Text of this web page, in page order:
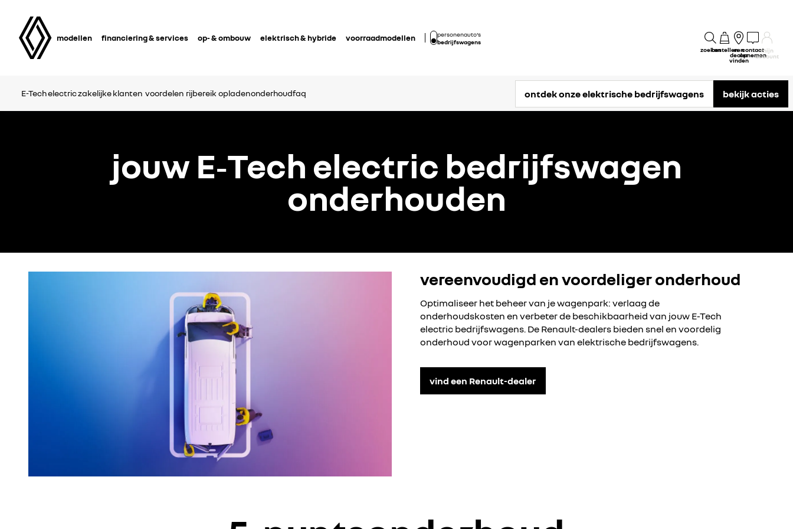
modellen financiering & services op- & ombouw elektrisch & hybride voorraadmodellen
personenauto's
bedrijfswagens
zoekenbestelleneen
dealer
vinden
contact
opnemen
mijn
account
E-Tech electric zakelijke klanten voordelen rijbereik opladenonderhoudfaq ontdek onze elektrische bedrijfswagens bekijk acties
jouw E‑Tech electric bedrijfswagen
onderhouden
vereenvoudigd en voordeliger onderhoud
Optimaliseer het beheer van je wagenpark: verlaag de
onderhoudskosten en verbeter de beschikbaarheid van jouw E-Tech
electric bedrijfswagens. De Renault-dealers bieden snel en voordelig
onderhoud voor wagenparken van elektrische bedrijfswagens.
vind een Renault-dealer